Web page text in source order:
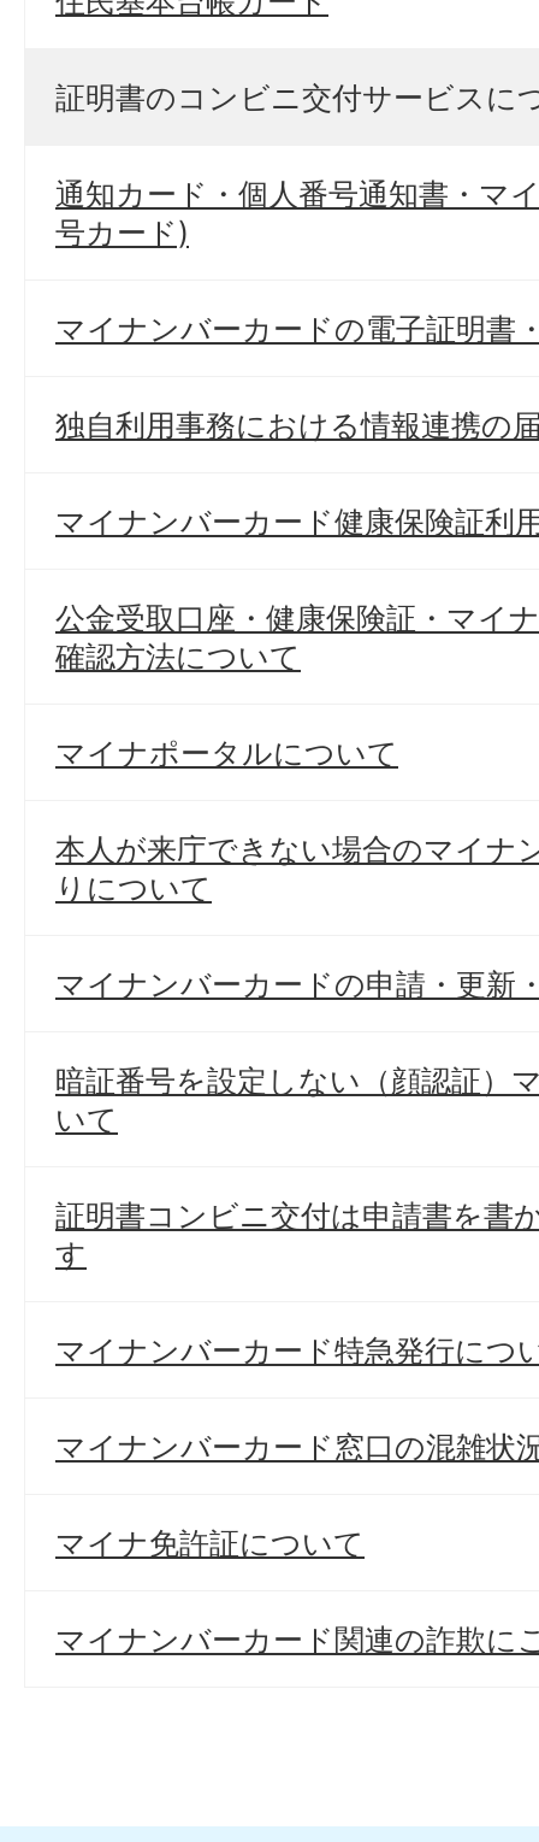
証明書のコンビニ交付サービスに
通知カード・個人番号通知書・マ
号カード)
マイナンバーカードの電子証明書
独自利用事務における情報連携の
マイナンバーカード健康保険証利
公金受取口座・健康保険証・マイ
確認方法について
マイナポータルについて
本人が来庁できない場合のマイナ
りについて
マイナンバーカードの申請・更新
暗証番号を設定しない（顔認証）
いて
証明書コンビニ交付は申請書を書
す
マイナンバーカード特急発行につ
マイナンバーカード窓口の混雑状
マイナ免許証について
マイナンバーカード関連の詐欺に